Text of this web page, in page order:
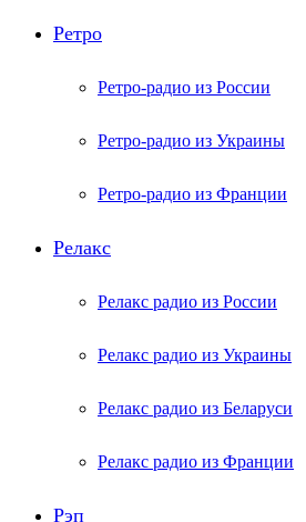
Ретро
Ретро-радио из России
Ретро-радио из Украины
Ретро-радио из Франции
Релакс
Релакс радио из России
Релакс радио из Украины
Релакс радио из Беларуси
Релакс радио из Франции
Рэп